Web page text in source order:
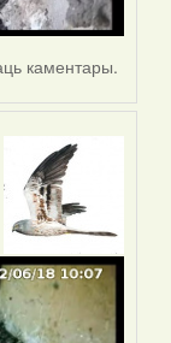
каментары.